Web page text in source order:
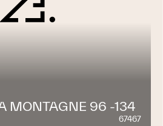
MONTAGNE 96 -134
67467